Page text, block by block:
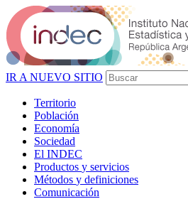
IR A NUEVO SITIO
Territorio
Población
Economía
Sociedad
El INDEC
Productos y servicios
Métodos y definiciones
Comunicación